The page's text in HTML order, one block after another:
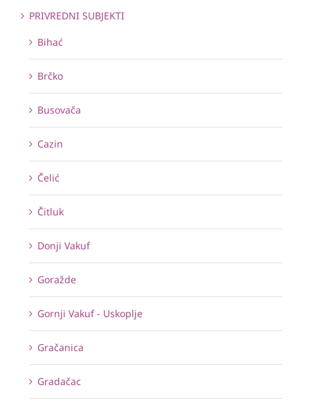
PRIVREDNI SUBJEKTI
Bihać
Brčko
Busovača
Cazin
Čelić
Čitluk
Donji Vakuf
Goražde
Gornji Vakuf - Uskoplje
Gračanica
Gradačac